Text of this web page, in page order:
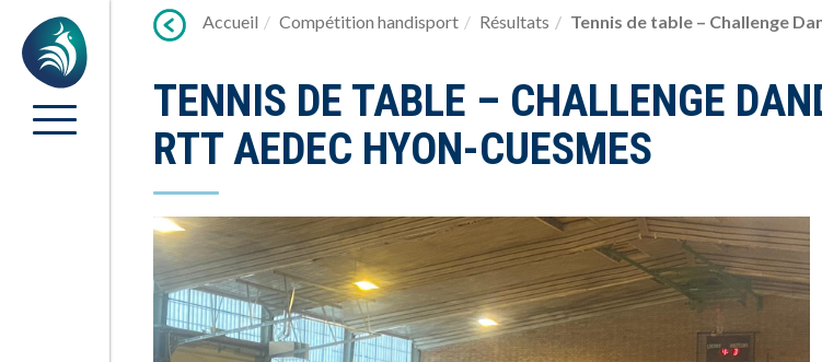
Accueil Compétition handisport Résultats Tennis de table – Challenge
TENNIS DE TABLE – CHALLENGE
RTT AEDEC HYON-­CUESMES